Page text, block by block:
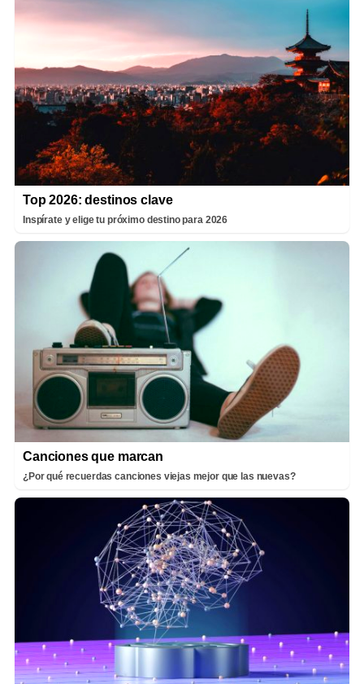
Top 2026: destinos clave
Inspírate y elige tu próximo destino para 2026
Canciones que marcan
¿Por qué recuerdas canciones viejas mejor que las nuevas?